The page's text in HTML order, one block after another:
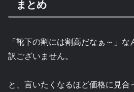
まとめ
「靴下の割には割高だなぁ～」
訳ございません。
と、言いたくなるほど価格に見合